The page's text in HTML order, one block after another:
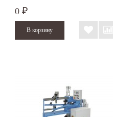
0 ₽